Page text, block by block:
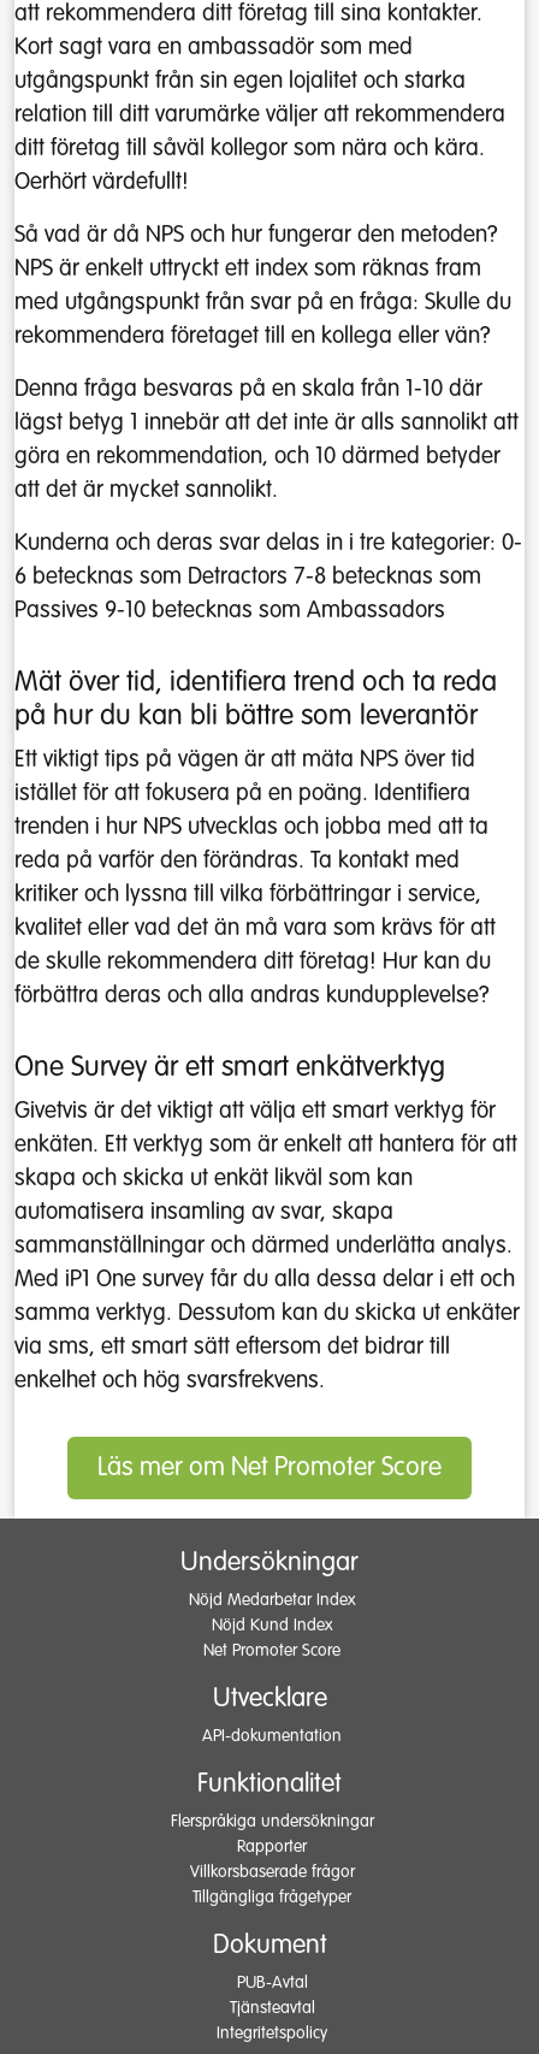
att rekommendera ditt företag till sina kontakter.
Kort sagt vara en ambassadör som med
utgångspunkt från sin egen lojalitet och starka
relation till ditt varumärke väljer att rekommendera
ditt företag till såväl kollegor som nära och kära.
Oerhört värdefullt!
Så vad är då NPS och hur fungerar den metoden?
NPS är enkelt uttryckt ett index som räknas fram
med utgångspunkt från svar på en fråga: Skulle du
rekommendera företaget till en kollega eller vän?
Denna fråga besvaras på en skala från 1-10 där
lägst betyg 1 innebär att det inte är alls sannolikt att
göra en rekommendation, och 10 därmed betyder
att det är mycket sannolikt.
Kunderna och deras svar delas in i tre kategorier: 0-
6 betecknas som Detractors 7-8 betecknas som
Passives 9-10 betecknas som Ambassadors
Mät över tid, identifiera trend och ta reda
på hur du kan bli bättre som leverantör
Ett viktigt tips på vägen är att mäta NPS över tid
istället för att fokusera på en poäng. Identifiera
trenden i hur NPS utvecklas och jobba med att ta
reda på varför den förändras. Ta kontakt med
kritiker och lyssna till vilka förbättringar i service,
kvalitet eller vad det än må vara som krävs för att
de skulle rekommendera ditt företag! Hur kan du
förbättra deras och alla andras kundupplevelse?
One Survey är ett smart enkätverktyg
Givetvis är det viktigt att välja ett smart verktyg för
enkäten. Ett verktyg som är enkelt att hantera för att
skapa och skicka ut enkät likväl som kan
automatisera insamling av svar, skapa
sammanställningar och därmed underlätta analys.
Med iP1 One survey får du alla dessa delar i ett och
samma verktyg. Dessutom kan du skicka ut enkäter
via sms, ett smart sätt eftersom det bidrar till
enkelhet och hög svarsfrekvens.
Läs mer om Net Promoter Score
Undersökningar
Nöjd Medarbetar Index
Nöjd Kund Index
Net Promoter Score
Utvecklare
API-dokumentation
Funktionalitet
Flerspråkiga undersökningar
Rapporter
Villkorsbaserade frågor
Tillgängliga frågetyper
Dokument
PUB-Avtal
Tjänsteavtal
Integritetspolicy